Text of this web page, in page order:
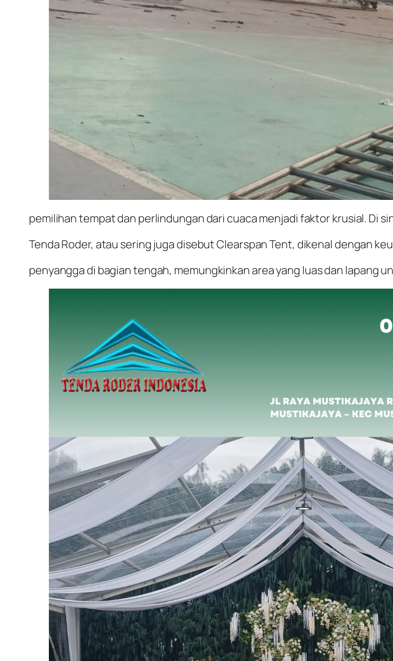
pemilihan tempat dan perlindungan dari cuaca menjadi faktor krusial. Di
Tenda Roder, atau sering juga disebutClearspan Tent, dikenal dengan
penyangga di bagian tengah, memungkinkan area yang luas dan lapang